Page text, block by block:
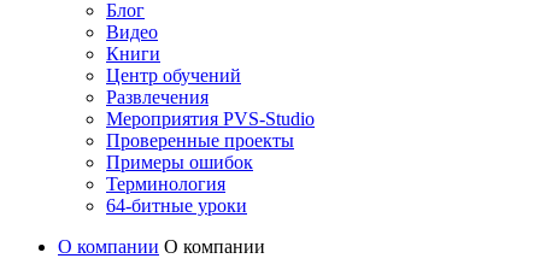
Блог
Видео
Книги
Центр обучений
Развлечения
Мероприятия PVS-Studio
Проверенные проекты
Примеры ошибок
Терминология
64-битные уроки
О компании О компании